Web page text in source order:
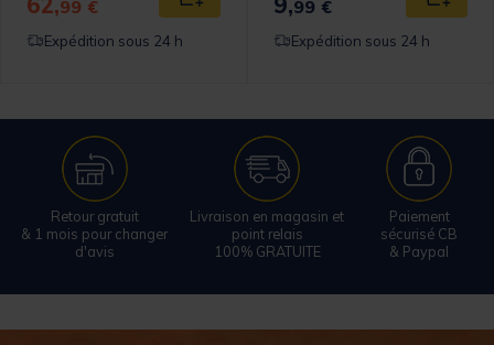
99 €
Expédition sous 24 h
99 €
Expédition sous 24 h
Retour gratuit
& 1 mois pour changer
d'avis
Livraison en magasin et
point relais
100% GRATUITE
Paiement
sécurisé CB
& Paypal